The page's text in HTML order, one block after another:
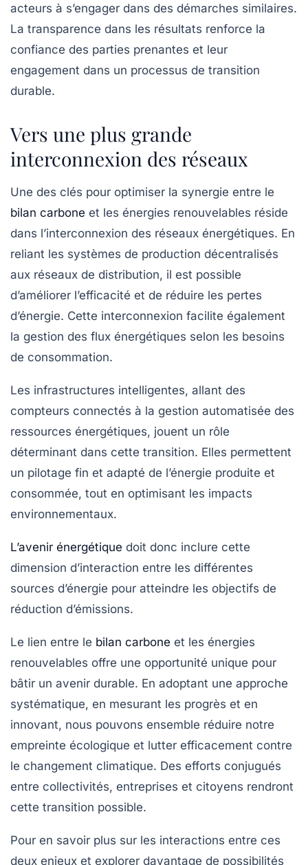
acteurs à s’engager dans des démarches similaires.
La transparence dans les résultats renforce la
confiance des parties prenantes et leur
engagement dans un processus de transition
durable.
Vers une plus grande
interconnexion des réseaux
Une des clés pour optimiser la synergie entre le
bilan carbone et les énergies renouvelables réside
dans l’interconnexion des réseaux énergétiques. En
reliant les systèmes de production décentralisés
aux réseaux de distribution, il est possible
d’améliorer l’efficacité et de réduire les pertes
d’énergie. Cette interconnexion facilite également
la gestion des flux énergétiques selon les besoins
de consommation.
Les infrastructures intelligentes, allant des
compteurs connectés à la gestion automatisée des
ressources énergétiques, jouent un rôle
déterminant dans cette transition. Elles permettent
un pilotage fin et adapté de l’énergie produite et
consommée, tout en optimisant les impacts
environnementaux.
L’avenir énergétique doit donc inclure cette
dimension d’interaction entre les différentes
sources d’énergie pour atteindre les objectifs de
réduction d’émissions.
Le lien entre le bilan carbone et les énergies
renouvelables offre une opportunité unique pour
bâtir un avenir durable. En adoptant une approche
systématique, en mesurant les progrès et en
innovant, nous pouvons ensemble réduire notre
empreinte écologique et lutter efficacement contre
le changement climatique. Des efforts conjugués
entre collectivités, entreprises et citoyens rendront
cette transition possible.
Pour en savoir plus sur les interactions entre ces
deux enjeux et explorer davantage de possibilités